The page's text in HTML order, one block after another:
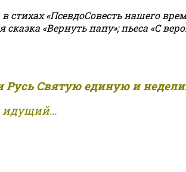
«ПсевдоСовесть нашего
«Вернуть папу»; пьеса «С
Русь Святую единую и
идущий...